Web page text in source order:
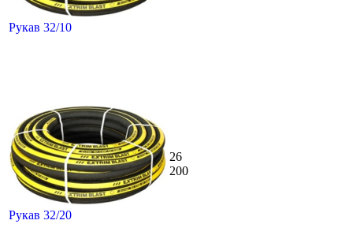
Рукав 32/10
Рукав 32/20
26
200